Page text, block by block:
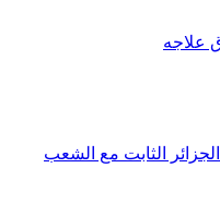
علاجه
الثابت مع الشعب